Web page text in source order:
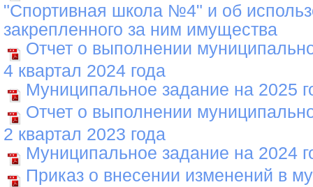
"Спортивная школа №4" и об
закрепленного за ним имущества
Отчет о выполнении
4 квартал 2024 года
Муниципальное задание на 2025
Отчет о выполнении
2 квартал 2023 года
Муниципальное задание на 2024
Приказ о внесении изменений в